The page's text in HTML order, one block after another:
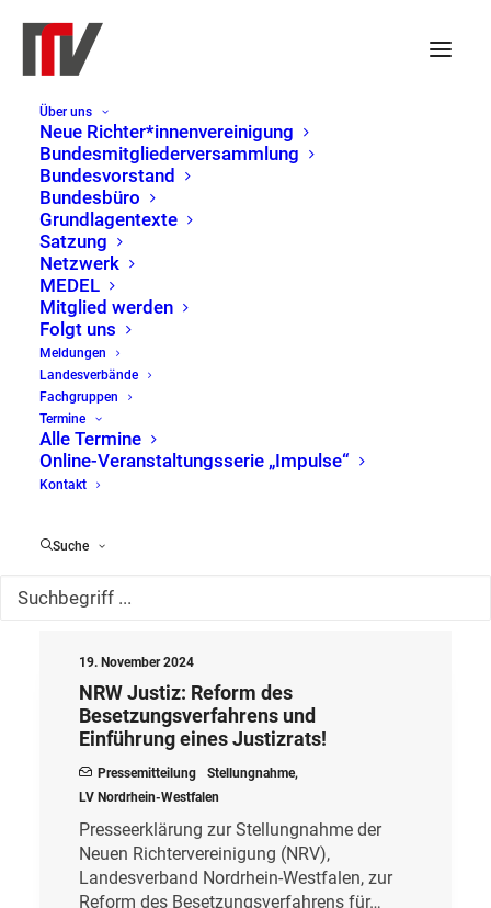
Über uns
Neue Richter*innenvereinigung
Bundesmitgliederversammlung
Bundesvorstand
Bundesbüro
Grundlagentexte
Satzung
Netzwerk
MEDEL
Mitglied werden
Folgt uns
Meldungen
Landesverbände
Fachgruppen
Termine
Alle Termine
Online-Veranstaltungsserie „Impulse“
Kontakt
Suche
Beförderung
Alle Meldungen
Kategorie:
19. November 2024
NRW Justiz: Reform des
Besetzungsverfahrens und
Einführung eines Justizrats!
Pressemitteilung Stellungnahme,
LV Nordrhein-Westfalen
Presseerklärung zur Stellungnahme der
Neuen Richtervereinigung (NRV),
Landesverband Nordrhein-Westfalen, zur
Reform des Besetzungsverfahrens für…